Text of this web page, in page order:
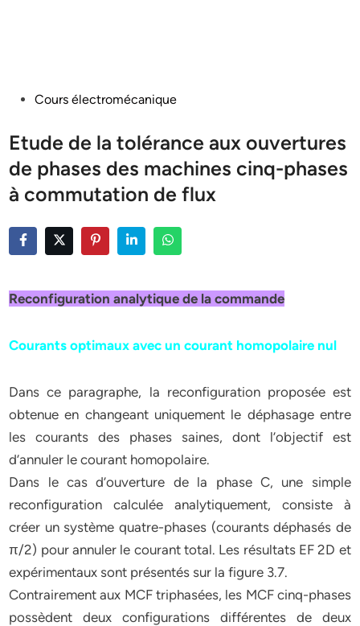
PostedCours électromécanique
Etude de la tolérance aux ouvertures
de phases des machines cinq-phases
à commutation de flux
Reconfiguration analytique de la commande
Courants optimaux avec un courant homopolaire nul
Dans ce paragraphe, la reconfiguration proposée est
obtenue en changeant uniquement le déphasage entre
les courants des phases saines, dont l’objectif est
d’annuler le courant homopolaire.
Dans le cas d’ouverture de la phase C, une simple
reconfiguration calculée analytiquement, consiste à
créer un système quatre-phases (courants déphasés de
π/2) pour annuler le courant total. Les résultats EF 2D et
expérimentaux sont présentés sur la figure 3.7.
Contrairement aux MCF triphasées, les MCF cinq-phases
possèdent deux configurations différentes de deux